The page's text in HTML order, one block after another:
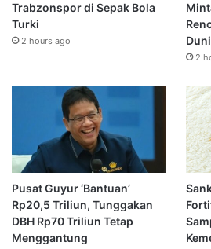
Trabzonspor di Sepak Bola
Turki
2 hours ago
2
Pusat Guyur ‘Bantuan’
Rp20,5 Triliun, Tunggakan
DBH Rp70 Triliun Tetap
Menggantung